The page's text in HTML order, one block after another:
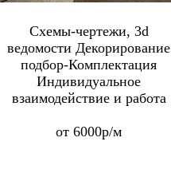
Схемы-чертежи, 3d
ведомости Декорирование
подбор-Комплектация
Индивидуальное
взаимодействие и работа
от 6000р/м